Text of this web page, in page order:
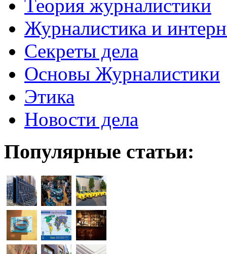
Теория журналистики
Журналистика и
Секреты дела
Основы Журналистики
Этика
Новости дела
Популярные статьи: